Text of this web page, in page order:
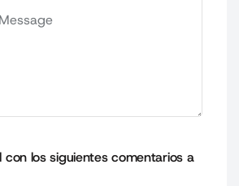
con los siguientes comentarios a